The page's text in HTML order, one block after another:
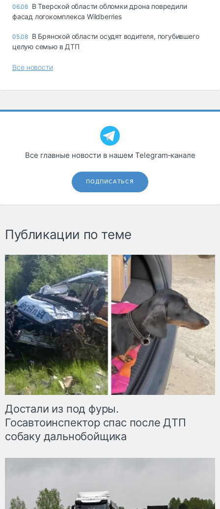
06.08 В Тверской области обломки дрона повредили
фасад логокомплекса Wildberries
05.08 В Брянской области осудят водителя, погубившего
целую семью в ДТП
Все новости
Все главные новости в нашем Telegram‑канале
ПОДПИСАТЬСЯ
Публикации по теме
Достали из под фуры.
Госавтоинспектор спас после ДТП
собаку дальнобойщика